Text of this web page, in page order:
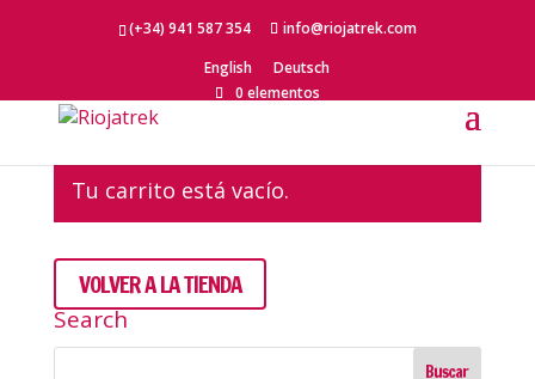
(+34) 941 587 354
info@riojatrek.com
English
Deutsch
0 elementos
Carrito
Tu carrito está vacío.
VOLVER A LA TIENDA
Search